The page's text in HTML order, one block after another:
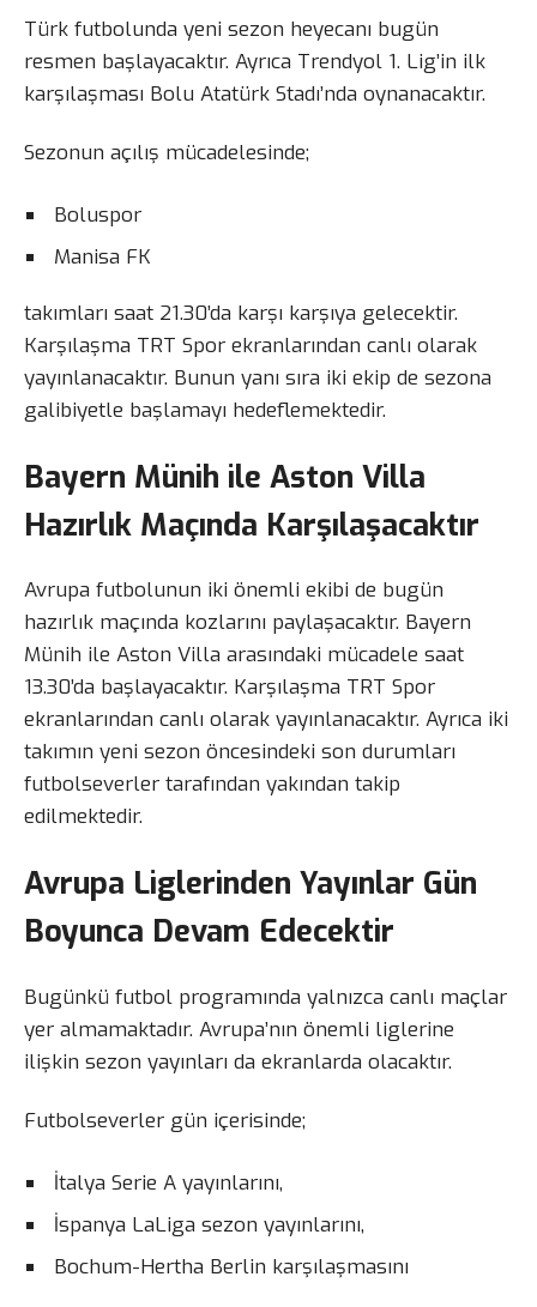
Türk futbolunda yeni sezon heyecanı bugün
resmen başlayacaktır. Ayrıca Trendyol 1. Lig’in ilk
karşılaşması Bolu Atatürk Stadı’nda oynanacaktır.
Sezonun açılış mücadelesinde;
Boluspor
Manisa FK
takımları saat 21.30’da karşı karşıya gelecektir.
Karşılaşma TRT Spor ekranlarından canlı olarak
yayınlanacaktır. Bunun yanı sıra iki ekip de sezona
galibiyetle başlamayı hedeflemektedir.
Bayern Münih ile Aston Villa
Hazırlık Maçında Karşılaşacaktır
Avrupa futbolunun iki önemli ekibi de bugün
hazırlık maçında kozlarını paylaşacaktır. Bayern
Münih ile Aston Villa arasındaki mücadele saat
13.30’da başlayacaktır. Karşılaşma TRT Spor
ekranlarından canlı olarak yayınlanacaktır. Ayrıca iki
takımın yeni sezon öncesindeki son durumları
futbolseverler tarafından yakından takip
edilmektedir.
Avrupa Liglerinden Yayınlar Gün
Boyunca Devam Edecektir
Bugünkü futbol programında yalnızca canlı maçlar
yer almamaktadır. Avrupa’nın önemli liglerine
ilişkin sezon yayınları da ekranlarda olacaktır.
Futbolseverler gün içerisinde;
İtalya Serie A yayınlarını,
İspanya LaLiga sezon yayınlarını,
Bochum-Hertha Berlin karşılaşmasını